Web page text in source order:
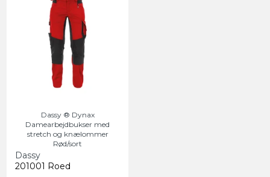
Dassy ® Dynax
Damearbejdbukser med
stretch og knælommer
Rød/sort
Dassy
201001 Roed